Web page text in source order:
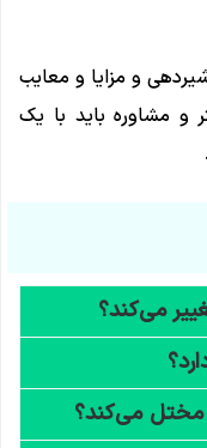
و مزایا و معایب
و مشاوره باید با یک
می‌کند؟
مختل می‌کند؟